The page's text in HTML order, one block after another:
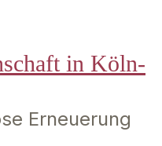
in Köln-
Erneuerung